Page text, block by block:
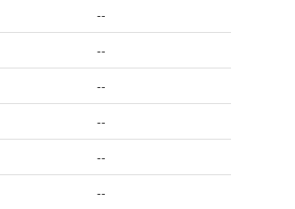
--
--
--
--
--
--